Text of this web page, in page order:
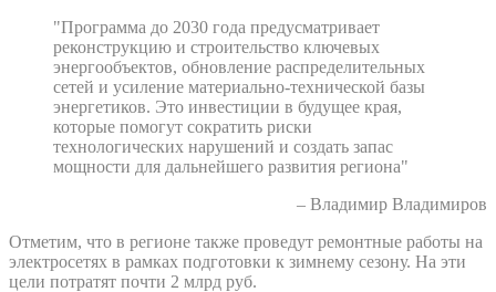
"Программа до 2030 года предусматривает
реконструкцию и строительство ключевых
энергообъектов, обновление распределительных
сетей и усиление материально-технической базы
энергетиков. Это инвестиции в будущее края,
которые помогут сократить риски
технологических нарушений и создать запас
мощности для дальнейшего развития региона"
– Владимир Владимиров
Отметим, что в регионе также проведут ремонтные работы на
электросетях в рамках подготовки к зимнему сезону. На эти
цели потратят почти 2 млрд руб.